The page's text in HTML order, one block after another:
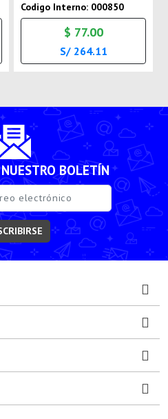
Codigo Interno: 000850
$ 77.00
S/ 264.11
BOLETÍN